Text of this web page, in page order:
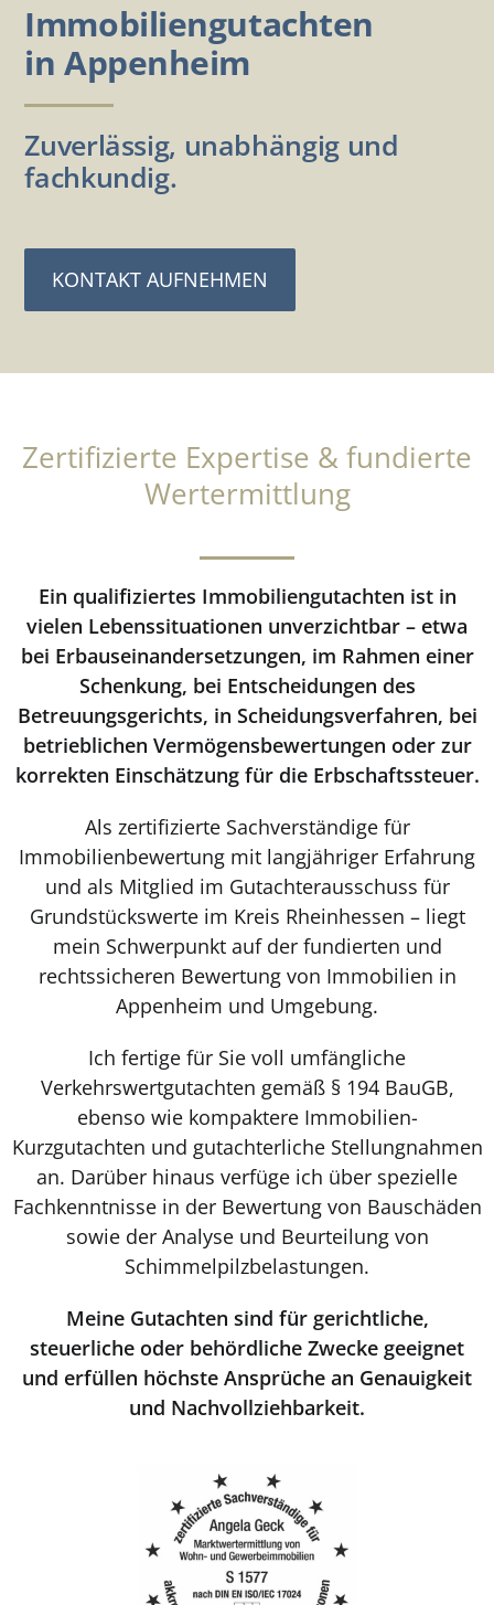
Immobiliengutachten
in Appenheim
Zuverlässig, unabhängig und
fachkundig.
KONTAKT AUFNEHMEN
Zertifizierte Expertise & fundierte
Wertermittlung
Ein qualifiziertes Immobiliengutachten ist in
vielen Lebenssituationen unverzichtbar – etwa
bei Erbauseinandersetzungen, im Rahmen einer
Schenkung, bei Entscheidungen des
Betreuungsgerichts, in Scheidungsverfahren, bei
betrieblichen Vermögensbewertungen oder zur
korrekten Einschätzung für die Erbschaftssteuer.
Als zertifizierte Sachverständige für
Immobilienbewertung mit langjähriger Erfahrung
und als Mitglied im Gutachterausschuss für
Grundstückswerte im Kreis Rheinhessen – liegt
mein Schwerpunkt auf der fundierten und
rechtssicheren Bewertung von Immobilien in
Appenheim und Umgebung.
Ich fertige für Sie voll umfängliche
Verkehrswertgutachten gemäß § 194 BauGB,
ebenso wie kompaktere Immobilien-
Kurzgutachten und gutachterliche Stellungnahmen
an. Darüber hinaus verfüge ich über spezielle
Fachkenntnisse in der Bewertung von Bauschäden
sowie der Analyse und Beurteilung von
Schimmelpilzbelastungen.
Meine Gutachten sind für gerichtliche,
steuerliche oder behördliche Zwecke geeignet
und erfüllen höchste Ansprüche an Genauigkeit
und Nachvollziehbarkeit.